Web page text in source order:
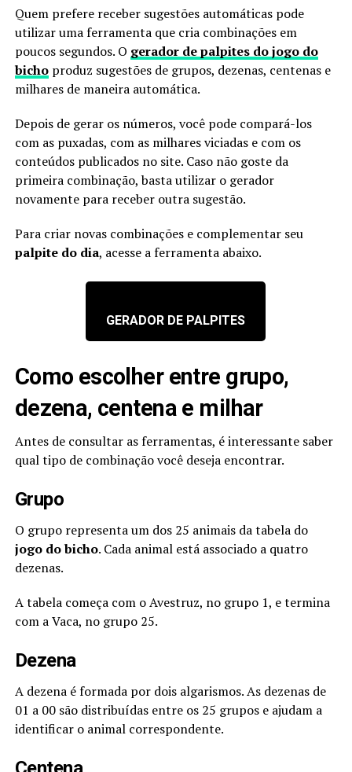
Quem prefere receber sugestões automáticas pode
utilizar uma ferramenta que cria combinações em
poucos segundos. O gerador de palpites do jogo do
bichoproduz sugestões de grupos, dezenas, centenas e
milhares de maneira automática.
Depois de gerar os números, você pode compará-los
com as puxadas, com as milhares viciadas e com os
conteúdos publicados no site. Caso não goste da
primeira combinação, basta utilizar o gerador
novamente para receber outra sugestão.
Para criar novas combinações e complementar seu
palpite do dia, acesse a ferramenta abaixo.
GERADOR DE PALPITES
Como escolher entre grupo,
dezena, centena e milhar
Antes de consultar as ferramentas, é interessante saber
qual tipo de combinação você deseja encontrar.
Grupo
O grupo representa um dos 25 animais da tabela do
jogo do bicho. Cada animal está associado a quatro
dezenas.
A tabela começa com o Avestruz, no grupo 1, e termina
com a Vaca, no grupo 25.
Dezena
A dezena é formada por dois algarismos. As dezenas de
01 a 00 são distribuídas entre os 25 grupos e ajudam a
identificar o animal correspondente.